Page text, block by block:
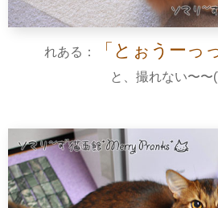
れある： 「とぉうーっ
と、撮れない〜